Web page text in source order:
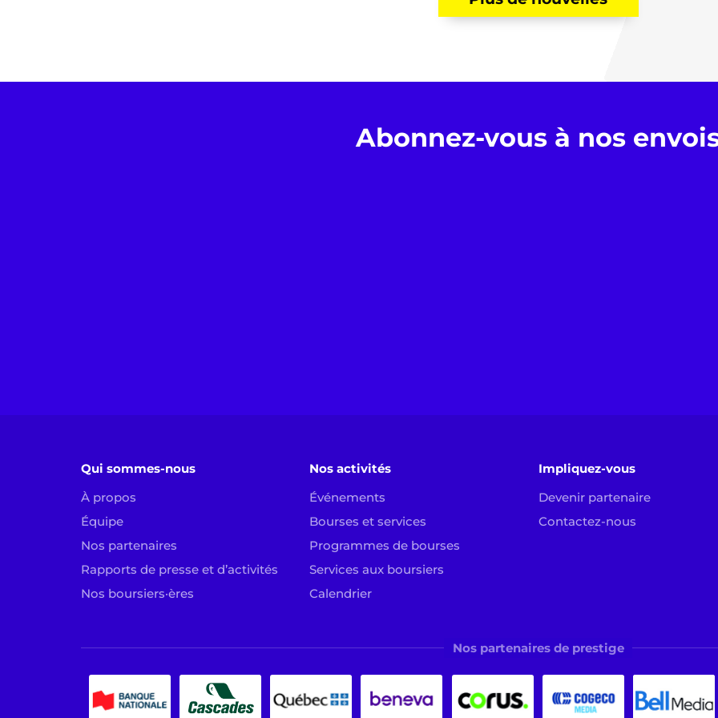
Abonnez-vous à nos
Qui sommes-nous
À propos
Équipe
Nos partenaires
Rapports de presse et d’activités
Nos boursiers·ères
Nos activités
Événements
Bourses et services
Programmes de bourses
Services aux boursiers
Calendrier
Impliquez-vous
Devenir partenaire
Contactez-nous
Nos partenaires de prestige